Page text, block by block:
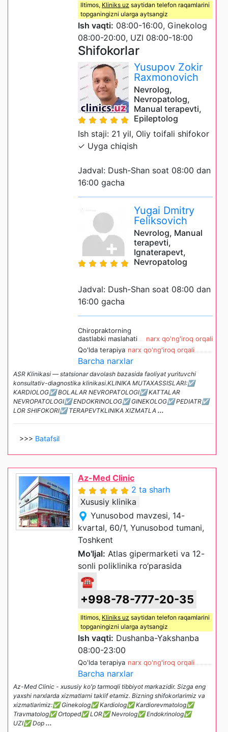
Iltimos, Kliniks uz saytidan telefon raqamlarini
topganingizni ularga aytsangiz
Ish vaqti: 08:00-16:00, Ginekolog
08:00-20:00, UZI 08:00-18:00
Shifokorlar
Yusupov Zokir
Raxmonovich
Nevrolog,
Nevropatolog,
Manual terapevti,
Epileptolog
Ish staji: 21 yil, Oliy toifali shifokor
✓ Uyga chiqish
Jadval: Dush-Shan soat 08:00 dan
16:00 gacha
Yugai Dmitry
Feliksovich
Nevrolog, Manual
terapevti,
Ignaterapevt,
Nevropatolog
Jadval: Dush-Shan soat 08:00 dan
16:00 gacha
Chiropraktorning
dastlabki maslahati
narx qo'ng'iroq orqali
Qo'lda terapiya narx qo'ng'iroq orqali
Barcha narxlar
ASR Klinikasi — statsionar davolash bazasida faoliyat yurituvchi
konsultativ-diagnostika klinikasi.KLINIKA MUTAXASSISLARI:☑
KARDIOLOG☑ BOLALAR NEVROPATOLOGI☑ KATTALAR
NEVROPATOLOGI☑ ENDOKRINOLOG☑ GINEKOLOG☑ PEDIATR☑
LOR SHIFOKORI☑ TERAPEVTKLINIKA XIZMATLA ...
>>> Batafsil
Az-Med Clinic
2 ta sharh
Xususiy klinika
Yunusobod mavzesi, 14-
kvartal, 60/1, Yunusobod tumani,
Toshkent
Mo'ljal: Atlas gipermarketi va 12-
sonli poliklinika ro‘parasida
☎
+998-78-777-20-35
Iltimos, Kliniks uz saytidan telefon raqamlarini
topganingizni ularga aytsangiz
Ish vaqti: Dushanba-Yakshanba
08:00-23:00
Qo'lda terapiya narx qo'ng'iroq orqali
Barcha narxlar
Az-Med Clinic - xususiy koʻp tarmoqli tibbiyot markazidir. Sizga eng
yaxshi narxlarda xizmatlarni taklif etamiz. Bizning shifokorlarimiz va
xizmatlarimiz:✅ Ginekolog✅ Kardiolog✅ Kardiorevmatolog✅
Travmatolog✅ Ortoped✅ LOR✅ Nevrolog✅ Endokrinolog✅
UZI✅ Dop ...